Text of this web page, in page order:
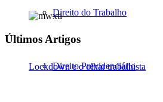
Direito do Trabalho
Direito Previdenciário
Últimos Artigos
Lockdown e o olhar trabalhista